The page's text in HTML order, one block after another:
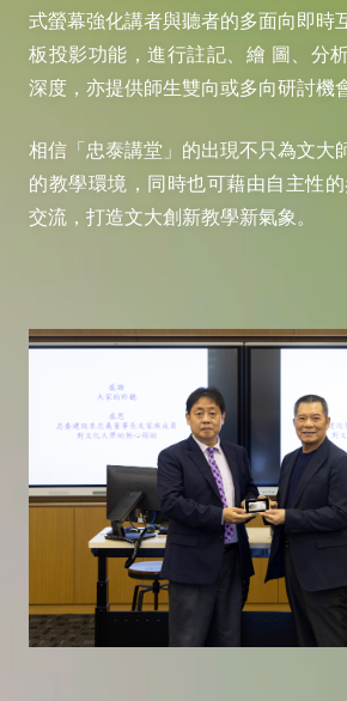
式螢幕強化講者與聽者的多面向即時
板投影功能，進行註記、繪 圖、分
深度，亦提供師生雙向或多向研討機會
相信「忠泰講堂」的出現不只為文大
的教學環境，同時也可藉由自主性
交流，打造文大創新教學新氣象。